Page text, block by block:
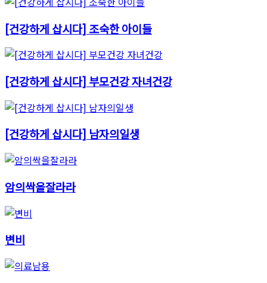
[건강하게 삽시다] 조숙한 아이들
[건강하게 삽시다] 부모건강 자녀건강
[건강하게 삽시다] 남자의일생
암의싹을잘라라
변비